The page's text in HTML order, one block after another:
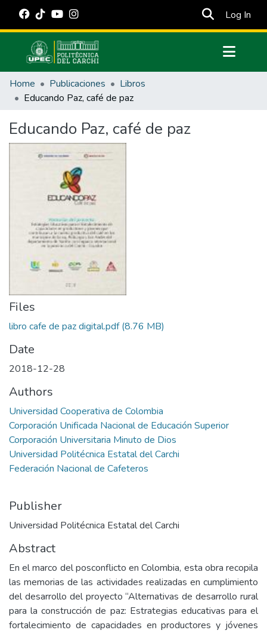
Log In
Communities & Collections
All of DSpace
Estadísticas Externas
Manuales
Home Publicaciones
Libros
Educando Paz, café de paz
Educando Paz, café de paz
Files
libro cafe de paz digital.pdf(8.76 MB)
Date
2018-12-28
Authors
Universidad Cooperativa de Colombia
Corporación Unificada Nacional de Educación Superior
Corporación Universitaria Minuto de Dios
Universidad Politécnica Estatal del Carchi
Federación Nacional de Cafeteros
Publisher
Universidad Politécnica Estatal del Carchi
Abstract
En el marco del posconflicto en Colombia, esta obra recopila
las memorias de las actividades realizadas en cumplimiento
del desarrollo del proyecto “Alternativas de desarrollo rural
para la construcción de paz: Estrategias educativas para el
fortalecimiento de capacidades en productores y jóvenes